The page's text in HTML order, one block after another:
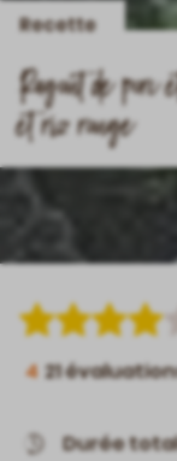
Recette
Ragoût de
et riz rouge
4 21
Durée